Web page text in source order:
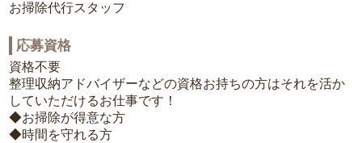
お掃除代行スタッフ
応募資格
資格不要
整理収納アドバイザーなどの資格お持ちの方はそれを活か
していただけるお仕事です！
◆お掃除が得意な方
◆時間を守れる方